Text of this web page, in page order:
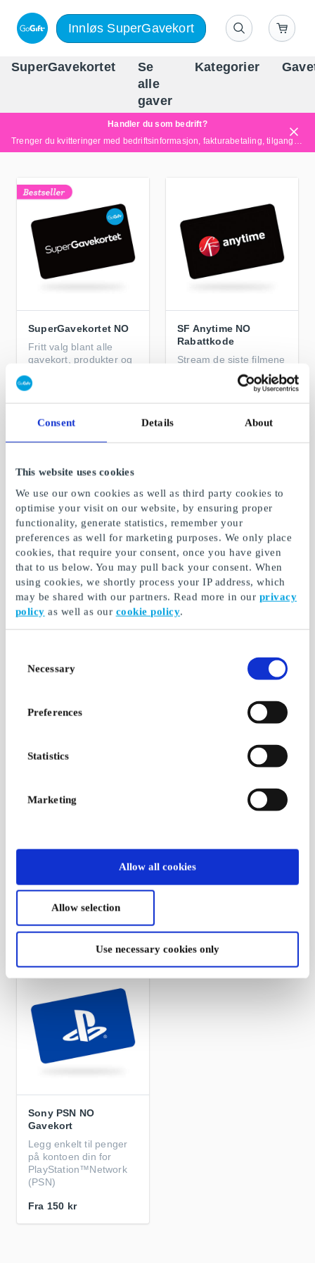
Consent Details About
This website uses cookies
We use our own cookies as well as third party cookies to
optimise your visit on our website, by ensuring proper
functionality, generate statistics, remember your
preferences as well for marketing purposes. We only place
cookies, that require your consent, once you have given
that to us below. You may pull back your consent. When
using cookies, we shortly process your IP address, which
may be shared with our partners. Read more in our privacy
policy as well as our cookie policy.
Selection
Necessary
Preferences
Statistics
Marketing
Allow all cookies
Allow selection
Use necessary cookies only
Innløs SuperGavekort
SuperGavekortet
Se
alle
gaver
Kategorier
Handler du som bedrift?
Trenger du kvitteringer med bedriftsinformasjon, fakturabetaling, tilgang for flere brukere eller skreddersydde løsninger?
SuperGavekortet NO
Fritt valg blant alle
gavekort, produkter og
SF Anytime NO
Rabattkode
Stream de siste filmene
Nintendo Switch
Subscription NO
Gavekort
Nintendo eShop NO
Gavekort
Nintendo Digital eShop-
Microsoft Xbox NO
på Xbox
Fra 50 kr
Roblox NO Gavekort
Kjøp Robux og få
Sony PSN NO
Gavekort
Legg enkelt til penger
på kontoen din for
PlayStation™Network
(PSN)
Fra 150 kr